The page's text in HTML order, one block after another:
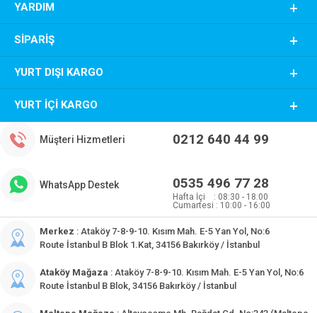
YARDIM
SIPARIŞ
YURT DIŞI KARGO
YURT İÇI KARGO
Müşteri Hizmetleri 0212 640 44 99
WhatsApp Destek 0535 496 77 28
Hafta İçi : 08:30 - 18:00
Cumartesi : 10:00 - 16:00
Merkez : Ataköy 7-8-9-10. Kısım Mah. E-5 Yan Yol, No:6
Route İstanbul B Blok 1.Kat, 34156 Bakırköy / İstanbul
Ataköy Mağaza : Ataköy 7-8-9-10. Kısım Mah. E-5 Yan Yol, No:6
Route İstanbul B Blok, 34156 Bakırköy / İstanbul